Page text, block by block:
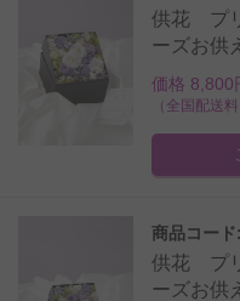
供花 プ
ーズお供
価格 8,800
（全国配送
商品コー
供花 プ
ーズお供